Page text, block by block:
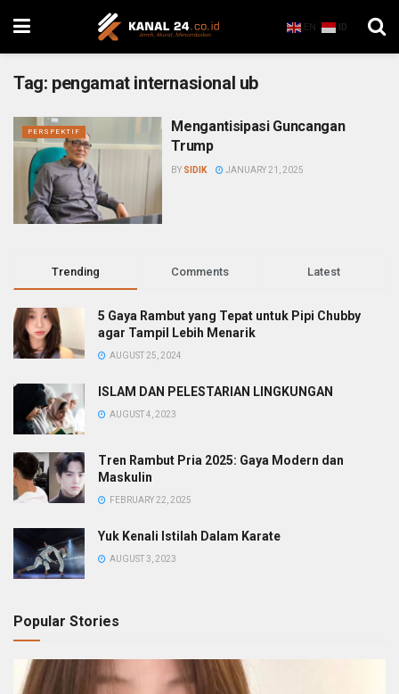
EN ID
Tag: pengamat internasional ub
PERSPEKTIF
Mengantisipasi Guncangan
Trump
BY SIDIK JANUARY 21, 2025
Trending Comments Latest
5 Gaya Rambut yang Tepat untuk Pipi Chubby
agar Tampil Lebih Menarik
AUGUST 25, 2024
ISLAM DAN PELESTARIAN LINGKUNGAN
AUGUST 4, 2023
Tren Rambut Pria 2025: Gaya Modern dan
Maskulin
FEBRUARY 22, 2025
Yuk Kenali Istilah Dalam Karate
AUGUST 3, 2023
Popular Stories